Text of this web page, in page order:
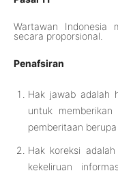
Wartawan Indonesia
secara proporsional.
Penafsiran
Hak jawab adalah
untuk
pemberitaan
Hak koreksi
kekeliruan